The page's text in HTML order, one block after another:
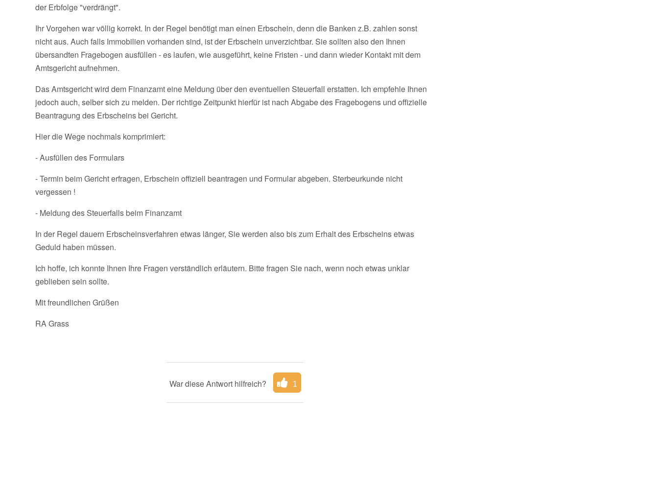
der Erbfolge "verdrängt".
Ihr Vorgehen war völlig korrekt. In der Regel benötigt man einen Erbschein, denn die Banken z.B. zahlen sonst
nicht aus. Auch falls Immobilien vorhanden sind, ist der Erbschein unverzichtbar. Sie sollten also den Ihnen
übersandten Fragebogen ausfüllen - es laufen, wie ausgeführt, keine Fristen - und dann wieder Kontakt mit dem
Amtsgericht aufnehmen.
Das Amtsgericht wird dem Finanzamt eine Meldung über den eventuellen Steuerfall erstatten. Ich empfehle Ihnen
jedoch auch, selber sich zu melden. Der richtige Zeitpunkt hierfür ist nach Abgabe des Fragebogens und offizielle
Beantragung des Erbscheins bei Gericht.
Hier die Wege nochmals komprimiert:
- Ausfüllen des Formulars
- Termin beim Gericht erfragen, Erbschein offiziell beantragen und Formular abgeben. Sterbeurkunde nicht
vergessen !
- Meldung des Steuerfalls beim Finanzamt
In der Regel dauern Erbscheinsverfahren etwas länger, Sie werden also bis zum Erhalt des Erbscheins etwas
Geduld haben müssen.
Ich hoffe, ich konnte Ihnen Ihre Fragen verständlich erläutern. Bitte fragen Sie nach, wenn noch etwas unklar
geblieben sein sollte.
Mit freundlichen Grüßen
RA Grass
War diese Antwort hilfreich? 1